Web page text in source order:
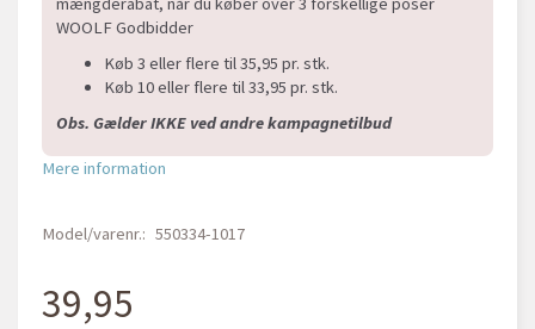
WOOLF Godbidder
Køb 3 eller flere til 35,95 pr. stk.
Køb 10 eller flere til 33,95 pr. stk.
Obs. Gælder IKKE ved andre kampagnetilbud
Mere information
Model/varenr.: 550334-1017
39,95